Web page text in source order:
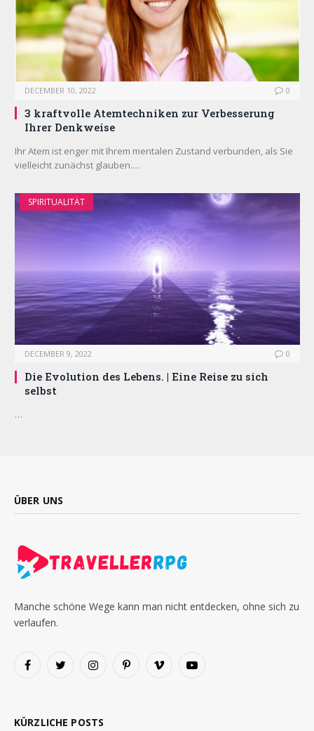
DECEMBER 10, 2022 0
3 kraftvolle Atemtechniken zur Verbesserung
Ihrer Denkweise
Ihr Atem ist enger mit Ihrem mentalen Zustand verbunden, als Sie
vielleicht zunächst glauben.…
SPIRITUALITÄT
DECEMBER 9, 2022 0
Die Evolution des Lebens. | Eine Reise zu sich
selbst
…
ÜBER UNS
Manche schöne Wege kann man nicht entdecken, ohne sich zu
verlaufen.
FacebookTwitter InstagramPinterestVimeo YouTube
KÜRZLICHE POSTS